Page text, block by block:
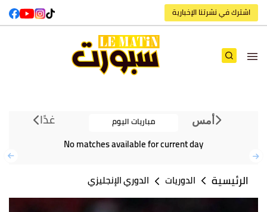
اشترك في نشرتنا الإخبارية
أمس مباريات اليوم غدًا
No matches available for current day
الرئيسية الدوريات الدوري الإنجليزي